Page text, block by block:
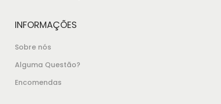
INFORMAÇÕES
Sobre nós
Alguma Questão?
Encomendas